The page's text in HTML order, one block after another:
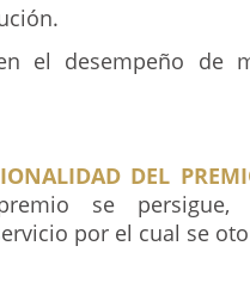
el desempeño de
DEL
se persigue,
por el cual se